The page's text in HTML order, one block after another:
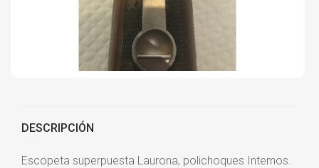
DESCRIPCIÓN
Escopeta superpuesta Laurona, polichoques Internos.